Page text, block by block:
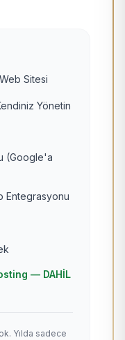
Sitesi
Yönetin
(Google'a
Entegrasyonu
— DAHİL
Yılda sadece